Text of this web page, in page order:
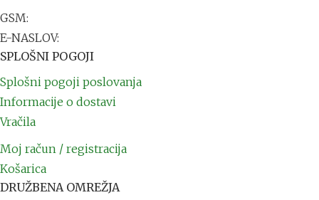
GSM:
E-NASLOV:
SPLOŠNI POGOJI
Splošni pogoji poslovanja
Informacije o dostavi
Vračila
Moj račun / registracija
Košarica
DRUŽBENA OMREŽJA